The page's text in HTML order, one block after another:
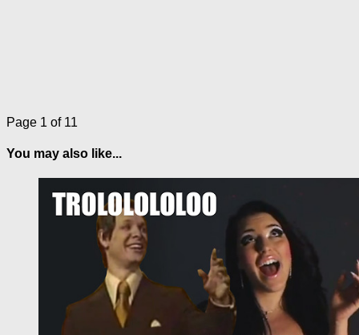
Page 1 of 11
You may also like...